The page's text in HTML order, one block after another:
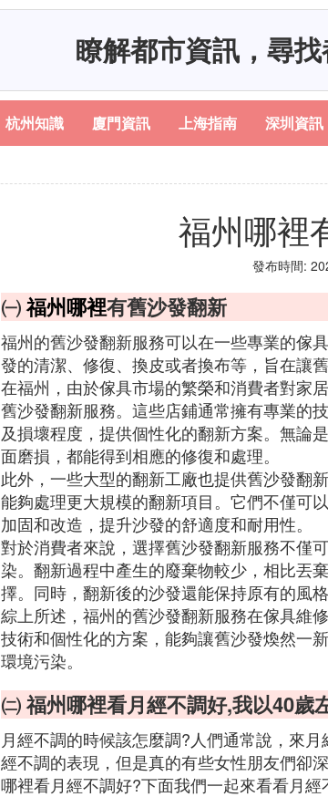
瞭解都市資訊，尋
杭州知識 廈門資訊 上海指南 深圳資訊
福州哪裡
發布時間:
㈠福州哪裡有舊沙發翻新
福州的舊沙發翻新服務可以在一些專業的傢
發的清潔、修復、換皮或者換布等，旨在讓
在福州，由於傢具市場的繁榮和消費者對家
舊沙發翻新服務。這些店鋪通常擁有專業的
及損壞程度，提供個性化的翻新方案。無論
面磨損，都能得到相應的修復和處理。
此外，一些大型的翻新工廠也提供舊沙發翻
能夠處理更大規模的翻新項目。它們不僅可
加固和改造，提升沙發的舒適度和耐用性。
對於消費者來說，選擇舊沙發翻新服務不僅
染。翻新過程中產生的廢棄物較少，相比丟
擇。同時，翻新後的沙發還能保持原有的風
綜上所述，福州的舊沙發翻新服務在傢具維
技術和個性化的方案，能夠讓舊沙發煥然一
環境污染。
㈡ 福州哪裡看月經不調好,我以40歲
月經不調的時候該怎麼調?人們通常說，來
經不調的表現，但是真的有些女性朋友們卻
哪裡看月經不調好?下面我們一起來看看月經